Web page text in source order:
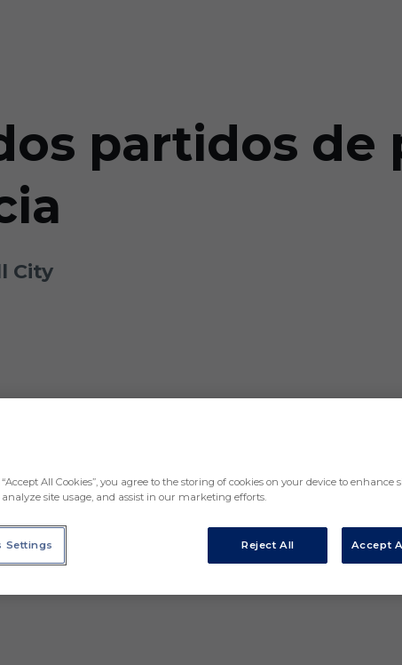
partidos de
City
All Cookies”, you agree to the storing of cookies on your device to enhance
site usage, and assist in our marketing efforts.
Reject All Accept
Settings